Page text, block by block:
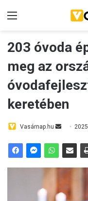
203 óvoda
meg az
keretében
Vasárnap.hu
e